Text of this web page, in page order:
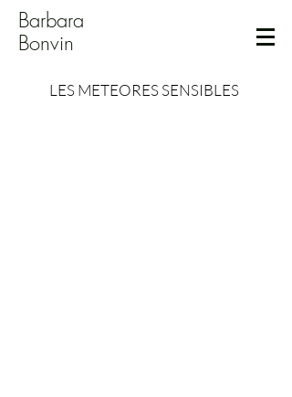
Barbara
Bonvin
LES METEORES SENSIBLES